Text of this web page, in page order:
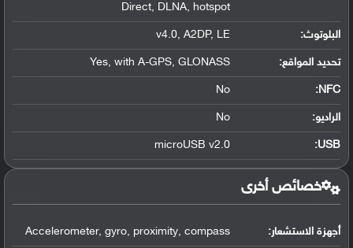
Direct, DLNA, hotspot
البلوتوث:
v4.0, A2DP, LE
تحديد المواقع:
Yes, with A-GPS, GLONASS
NFC
:
No
الراديو: No
USB
:
microUSB v2.0
خصائص أخرى
أجهزة الاستشعار: Accelerometer, gyro, proximity, compass